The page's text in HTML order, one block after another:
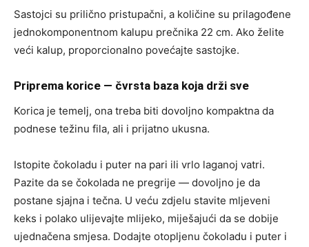
Sastojci su prilično pristupačni, a količine su prilagođene
jednokomponentnom kalupu prečnika 22 cm. Ako želite
veći kalup, proporcionalno povećajte sastojke.
Priprema korice — čvrsta baza koja drži sve
Korica je temelj, ona treba biti dovoljno kompaktna da
podnese težinu fila, ali i prijatno ukusna.
Istopite čokoladu i puter na pari ili vrlo laganoj vatri.
Pazite da se čokolada ne pregrije — dovoljno je da
postane sjajna i tečna. U veću zdjelu stavite mljeveni
keks i polako ulijevajte mlijeko, miješajući da se dobije
ujednačena smjesa. Dodajte otopljenu čokoladu i puter i